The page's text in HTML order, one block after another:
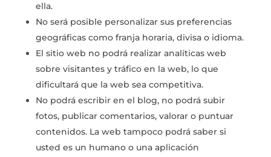
ella.
No será posible personalizar sus preferencias
geográficas como franja horaria, divisa o idioma.
El sitio web no podrá realizar analíticas web
sobre visitantes y tráfico en la web, lo que
dificultará que la web sea competitiva.
No podrá escribir en el blog, no podrá subir
fotos, publicar comentarios, valorar o puntuar
contenidos. La web tampoco podrá saber si
usted es un humano o una aplicación